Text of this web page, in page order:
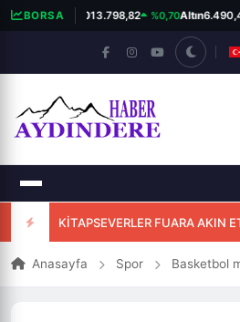
BORSA
BIST 100 13.798,82 %0,70Altın
KİTAPSEVERLER FUARA AKIN
Anasayfa Spor Basketbol